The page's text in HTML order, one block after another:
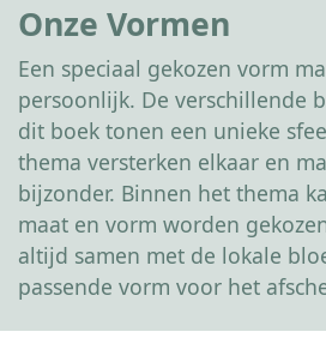
Onze Vormen
Een speciaal gekozen vorm
persoonlijk. De verschillende
dit boek tonen een unieke
thema versterken elkaar en
bijzonder. Binnen het thema
maat en vorm worden
altijd samen met de lokale
passende vorm voor het